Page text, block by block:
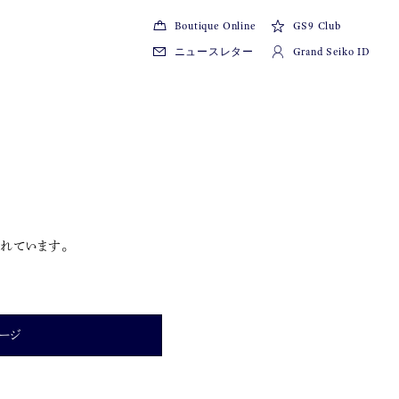
Boutique Online GS9 Club
ニュースレター Grand Seiko ID
ています。
ジ